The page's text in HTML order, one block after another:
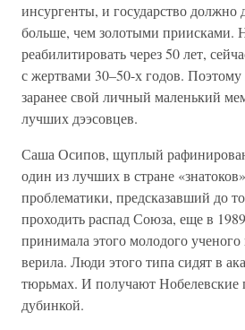
инсургенты, и государство должно
больше, чем золотыми приисками.
реабилитировать через 50 лет,
с жертвами 30–50-х годов. Поэтому
заранее свой личный маленький
лучших дээсовцев.
Саша Осипов, щуплый
один из лучших в стране
проблематики, предсказавший до
проходить распад Союза, еще в
принимала этого молодого
верила. Люди этого типа сидят в
тюрьмах. И получают Нобелевские
дубинкой.